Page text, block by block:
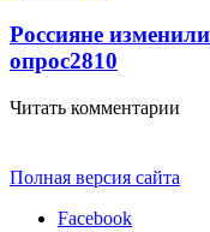
Россияне
опрос2810
Читать комментарии
Полная версия сайта
Facebook